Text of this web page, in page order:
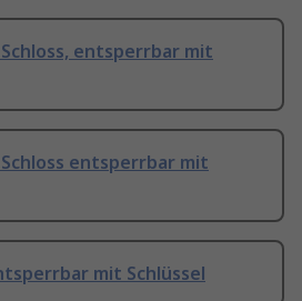
entsperrbar mit
entsperrbar mit
mit Schlüssel